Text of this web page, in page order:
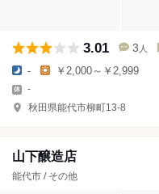
3.01 3 人
- ￥2,000～￥2,999
-
秋田県能代市柳町13-8
山下醸造店
能代市 / その他